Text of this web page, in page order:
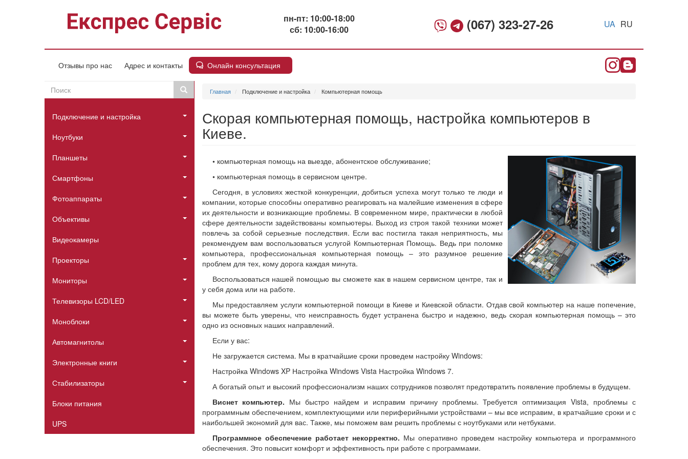
пн-пт: 10:00-18:00
сб: 10:00-16:00
(067) 323-27-26 UA RU
Отзывы про нас Адрес и контакты Онлайн консультация
Пошукова
форма
Поиск Поиск
Головне
меню
Подключение и настройка
Ноутбуки
Планшеты
Смартфоны
Фотоаппараты
Объективы
Видеокамеры
Проекторы
Мониторы
Телевизоры LCD/LED
Моноблоки
Автомагнитолы
Электронные книги
Стабилизаторы
Блоки питания
UPS
Главная Подключение и настройка Компьютерная помощь
Скорая компьютерная помощь, настройка компьютеров в
Киеве.
• компьютерная помощь на выезде, абонентское обслуживание;
• компьютерная помощь в сервисном центре.
Сегодня, в условиях жесткой конкуренции, добиться успеха могут только те люди и
компании, которые способны оперативно реагировать на малейшие изменения в сфере
их деятельности и возникающие проблемы. В современном мире, практически в любой
сфере деятельности задействованы компьютеры. Выход из строя такой техники может
повлечь за собой серьезные последствия. Если вас постигла такая неприятность, мы
рекомендуем вам воспользоваться услугой Компьютерная Помощь. Ведь при поломке
компьютера, профессиональная компьютерная помощь – это разумное решение
проблем для тех, кому дорога каждая минута.
Воспользоваться нашей помощью вы сможете как в нашем сервисном центре, так и
у себя дома или на работе.
Мы предоставляем услуги компьютерной помощи в Киеве и Киевской области. Отдав свой компьютер на наше попечение,
вы можете быть уверены, что неисправность будет устранена быстро и надежно, ведь скорая компьютерная помощь – это
одно из основных наших направлений.
Если у вас:
Не загружается система. Мы в кратчайшие сроки проведем настройку Windows:
Настройка Windows XP Настройка Windows Vista Настройка Windows 7.
А богатый опыт и высокий профессионализм наших сотрудников позволят предотвратить появление проблемы в будущем.
Виснет компьютер. Мы быстро найдем и исправим причину проблемы. Требуется оптимизация Vista, проблемы с
программным обеспечением, комплектующими или периферийными устройствами – мы все исправим, в кратчайшие сроки и с
наибольшей экономий для вас. Также, мы поможем вам решить проблемы с ноутбуками или нетбуками.
Программное обеспечение работает некорректно. Мы оперативно проведем настройку компьютера и программного
обеспечения. Это повысит комфорт и эффективность при работе с программами.